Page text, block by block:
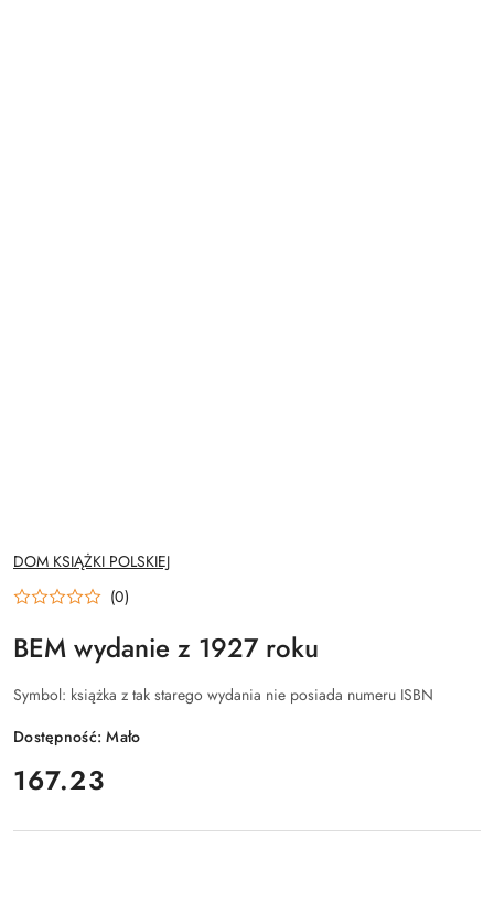
NAZWA
PRODUCENTA:
DOM KSIĄŻKI POLSKIEJ
(0)
BEM wydanie z 1927 roku
Symbol: książka z tak starego wydania nie posiada numeru ISBN
Dostępność:Mało
cena:
167.23